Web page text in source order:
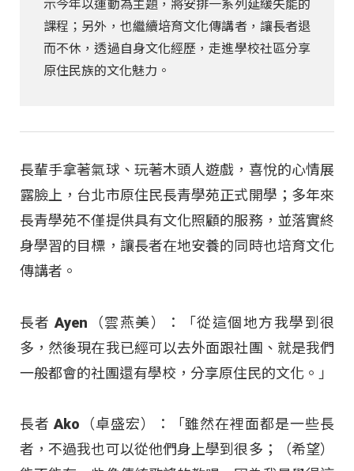
示今年以運動為主題，將安排一系列延緩失能的
課程；另外，也繼續培育文化傳講者，讓長者退
而不休，透過自身文化經歷，走進學校社區分享
原住民族的文化魅力。
長輩手拿著氣球、玩著木頭人遊戲，喜悅的心情展
露臉上，台北市原住民長青學苑正式開學；多年來
長青學苑不僅提供具有文化照顧的服務，並落實終
身學習的目標，讓長者在地安養的同時也培育文化
傳講者。
長者 Ayen（雲燕美）：「從這個地方我學到很
多，然後現在我已經可以去外面跟社團、就是我們
一般都會的社團還有學校，分享原住民的文化。」
長者 Ako（卓盛宏）：「雖然在裡面都是一些長
者，不過我也可以從他們身上學到很多；（希望）